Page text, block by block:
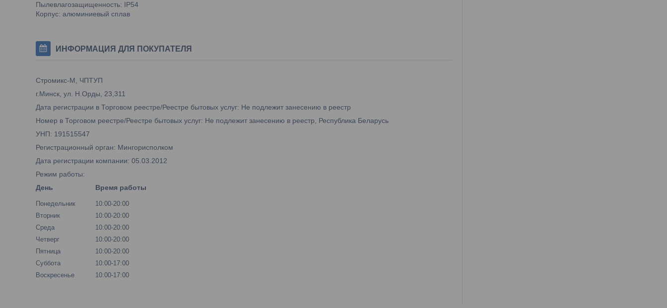
Пылевлагозащищенность: IР54
Корпус: алюминиевый сплав
ИНФОРМАЦИЯ ДЛЯ ПОКУПАТЕЛЯ
Стромикс-М, ЧПТУП
г.Минск, ул. Н.Орды, 23,311
Дата регистрации в Торговом реестре/Реестре бытовых услуг: Не подлежит занесению в реестр
Номер в Торговом реестре/Реестре бытовых услуг: Не подлежит занесению в реестр, Республика Беларусь
УНП: 191515547
Регистрационный орган: Мингорисполком
Дата регистрации компании: 05.03.2012
Режим работы:
День
Время работы
Понедельник
10:00-20:00
Вторник
10:00-20:00
Среда
10:00-20:00
Четверг
10:00-20:00
Пятница
10:00-20:00
Суббота
10:00-17:00
Воскресенье
10:00-17:00